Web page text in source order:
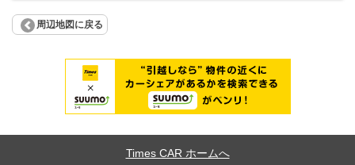
周辺地図に戻る
Times CAR ホームへ